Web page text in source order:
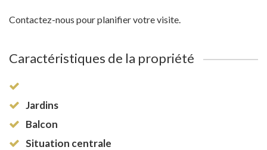
Contactez-nous pour planifier votre visite.
Caractéristiques de la propriété
Jardins
Balcon
Situation centrale